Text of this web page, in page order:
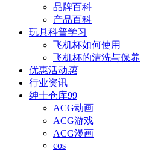
品牌百科
产品百科
玩具科普学习
飞机杯如何使用
飞机杯的清洗与保养
优惠活动惠
行业资讯
绅士仓库99
ACG动画
ACG游戏
ACG漫画
cos